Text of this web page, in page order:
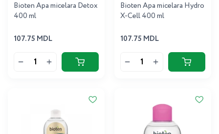
Bioten Apa micelara Detox
400 ml
107.75 MDL
Bioten Apa micelara Hydro
X-Cell 400 ml
107.75 MDL